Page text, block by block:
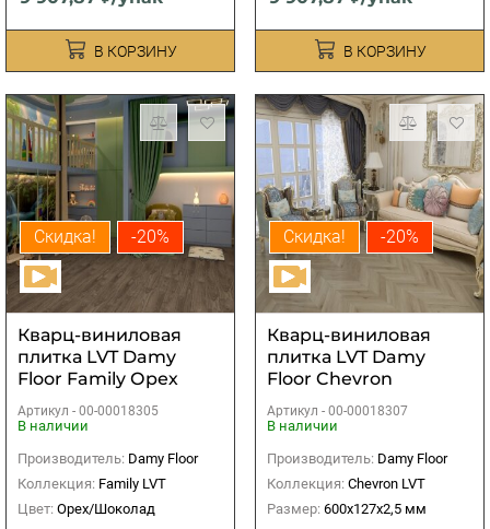
В КОРЗИНУ В КОРЗИНУ
Скидка! -20%
Кварц-виниловая
плитка LVT Damy
Floor Family Орех
Американский
Артикул - 00-00018305
В наличии
Производитель: Damy Floor
Коллекция: Family LVT
Цвет: Орех/Шоколад
Скидка! -20%
Кварц-виниловая
плитка LVT Damy
Floor Chevron
Версаль
Артикул - 00-00018307
В наличии
Производитель: Damy Floor
Коллекция: Chevron LVT
Размер: 600х127х2,5 мм